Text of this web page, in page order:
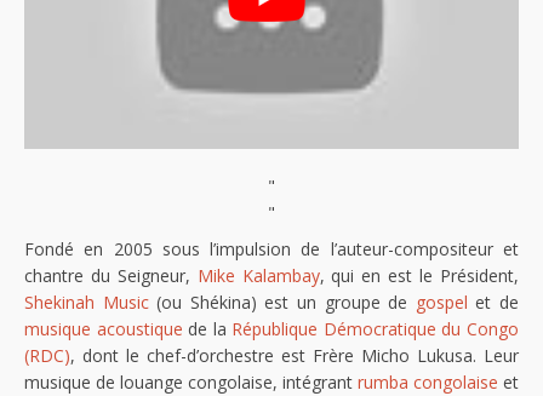
"
"
Fondé en 2005 sous l’impulsion de l’auteur-compositeur et
chantre du Seigneur, Mike Kalambay, qui en est le Président,
Shekinah Music(ou Shékina) est un groupe de gospel et de
musique acoustique de la République Démocratique du Congo
(RDC), dont le chef-d’orchestre est Frère Micho Lukusa. Leur
musique de louange congolaise, intégrant rumba congolaise et